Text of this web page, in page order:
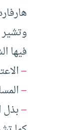
وتشير
فيها
–
–
–بذل